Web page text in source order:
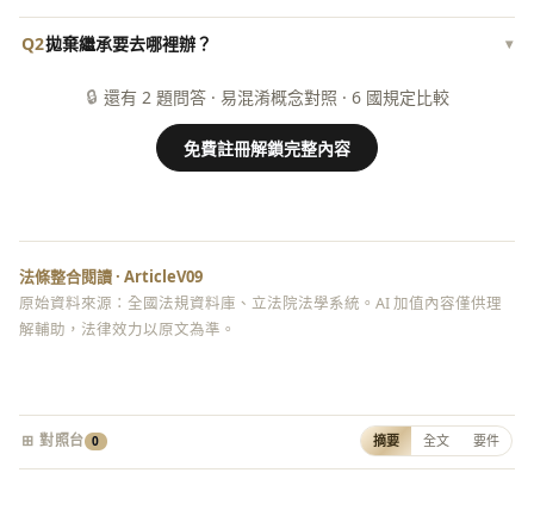
Q2拋棄繼承要去哪裡辦？ ▾
🔒 還有 2 題問答 · 易混淆概念對照 · 6 國規定比較
免費註冊解鎖完整內容
法條整合閱讀 · ArticleV09
原始資料來源：全國法規資料庫、立法院法學系統。AI 加值內容僅供理
解輔助，法律效力以原文為準。
⊞ 對照台 0 摘要 全文 要件